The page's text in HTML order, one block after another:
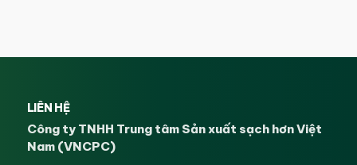
LIÊN HỆ
Công ty TNHH Trung tâm Sản xuất sạch hơn Việt
Nam (VNCPC)